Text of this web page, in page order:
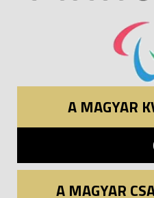
A MAGYAR
A MAGYAR